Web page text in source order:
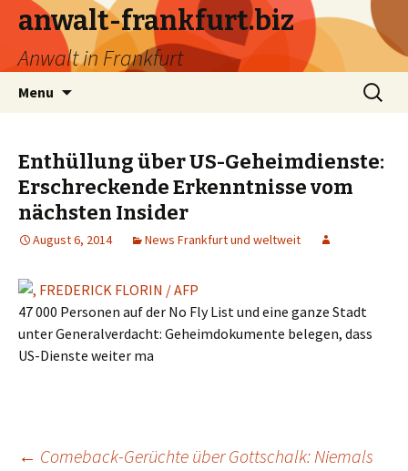
anwalt-frankfurt.biz
Anwalt in Frankfurt
Menu
Search
for:
Enthüllung über US-Geheimdienste:
Erschreckende Erkenntnisse vom
nächsten Insider
August 6, 2014 News Frankfurt und weltweit
47 000 Personen auf der No Fly List und eine ganze Stadt
unter Generalverdacht: Geheimdokumente belegen, dass
US-Dienste weiter ma
← Comeback-Gerüchte über Gottschalk: Niemals